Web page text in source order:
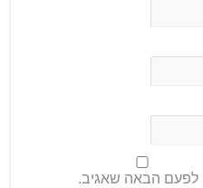
לפעם הבאה שאגיב.